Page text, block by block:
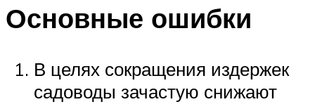
Основные ошибки
В целях сокращения издержек
садоводы зачастую снижают